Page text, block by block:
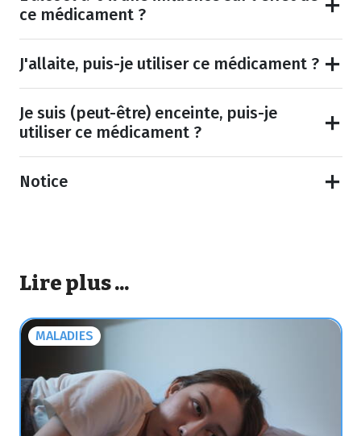
ce médicament ?
J'allaite, puis-je utiliser ce médicament ?
Je suis (peut-être) enceinte, puis-je
utiliser ce médicament ?
Notice
Lire plus ...
MALADIES